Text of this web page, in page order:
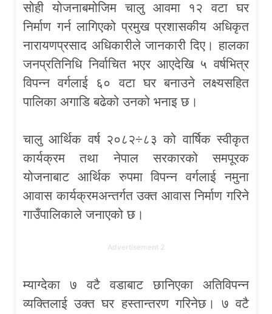
सोही योजनाबमोजिम चालु आवमा १२ वटा घर
निर्माण गर्न लागिएको प्रमुख प्रशासकीय अधिकृत
नारायणप्रसाद अधिकारीले जानकारी दिए। हालका
जनप्रतिनिधि निर्वाचित भएर आएदेखि ५ वर्षभित्र
विपन्न वर्गलाई ६० वटा घर बनाउने लक्ष्यसहित
पालिका अगाडि बढेको उनको भनाइ छ।
चालु आर्थिक वर्ष २०८२÷८३ को वार्षिक स्वीकृत
कार्यक्रम तथा नेपाल सरकारको समपूरक
योजनाबाट आर्थिक रुपमा विपन्न वर्गलाई नमुना
आवास कार्यक्रमअन्तर्गत उक्त आवास निर्माण गरिने
गाउँपालिकाले जनाएको छ।
Advertisement 2
म्याग्देका ७ वटै वडाबाट छानिएका अतिविपन्न
व्यक्तिलाई उक्त घर हस्तान्तरण गरिनेछ। ७ वटै